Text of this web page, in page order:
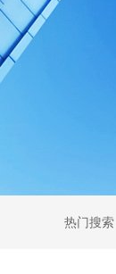
热门搜